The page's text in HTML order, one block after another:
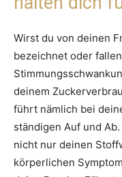
Wirst du von deinen
bezeichnet oder
deinem
führt nämlich bei
ständigen Auf und
nicht nur deinen
körperlichen